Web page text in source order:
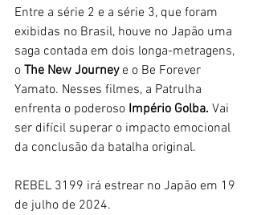
Entre a série 2 e a série 3, que foram
exibidas no Brasil, houve no Japão uma
saga contada em dois longa-metragens,
o The New Journey e o Be Forever
Yamato. Nesses filmes, a Patrulha
enfrenta o poderoso Império Golba. Vai
ser difícil superar o impacto emocional
da conclusão da batalha original.
REBEL 3199 irá estrear no Japão em 19
de julho de 2024.